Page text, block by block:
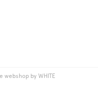
webshop by WHITE